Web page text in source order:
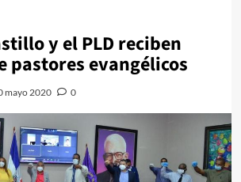
y el PLD reciben
pastores evangélicos
mayo 2020 0